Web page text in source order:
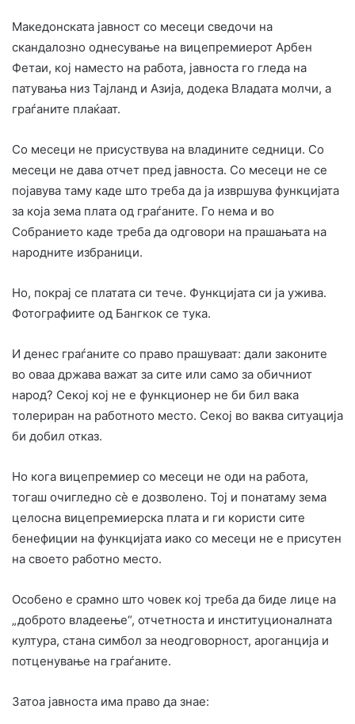
Македонската јавност со месеци сведочи на
скандалозно однесување на вицепремиерот Арбен
Фетаи, кој наместо на работа, јавноста го гледа на
патувања низ Тајланд и Азија, додека Владата молчи, а
граѓаните плаќаат.
Со месеци не присуствува на владините седници. Со
месеци не дава отчет пред јавноста. Со месеци не се
појавува таму каде што треба да ја извршува функцијата
за која зема плата од граѓаните. Го нема и во
Собранието каде треба да одговори на прашањата на
народните избраници.
Но, покрај се платата си тече. Функцијата си ја ужива.
Фотографиите од Бангкок се тука.
И денес граѓаните со право прашуваат: дали законите
во оваа држава важат за сите или само за обичниот
народ? Секој кој не е функционер не би бил вака
толериран на работното место. Секој во ваква ситуација
би добил отказ.
Но кога вицепремиер со месеци не оди на работа,
тогаш очигледно сè е дозволено. Тој и понатаму зема
целосна вицепремиерска плата и ги користи сите
бенефиции на функцијата иако со месеци не е присутен
на своето работно место.
Особено е срамно што човек кој треба да биде лице на
„доброто владеење“, отчетноста и институционалната
култура, стана симбол за неодговорност, ароганција и
потценување на граѓаните.
Затоа јавноста има право да знае: